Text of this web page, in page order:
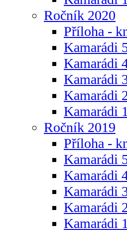
Ročník 2020
Příloha -
Kamarádi
Kamarádi
Kamarádi
Kamarádi
Kamarádi
Ročník 2019
Příloha -
Kamarádi
Kamarádi
Kamarádi
Kamarádi
Kamarádi